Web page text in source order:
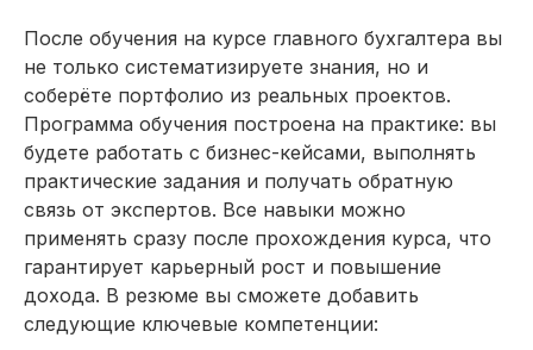
После обучения на курсе главного бухгалтера вы
не только систематизируете знания, но и
соберёте портфолио из реальных проектов.
Программа обучения построена на практике: вы
будете работать с бизнес-кейсами, выполнять
практические задания и получать обратную
связь от экспертов. Все навыки можно
применять сразу после прохождения курса, что
гарантирует карьерный рост и повышение
дохода. В резюме вы сможете добавить
следующие ключевые компетенции:
автоматизации бухгалтерских задач и
анализа данных
Подготовка к аудиторским проверкам и
взаимодействие с контролирующими
органами
Провела анализ налоговых
рисков на основе текущей
отчётности
оптимизации налоговой нагрузки без
нарушения законодательства.